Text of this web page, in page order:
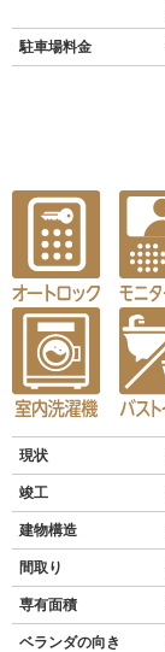
駐車場料金
現状
竣工
建物構造
間取り
専有面積
ベランダの向き